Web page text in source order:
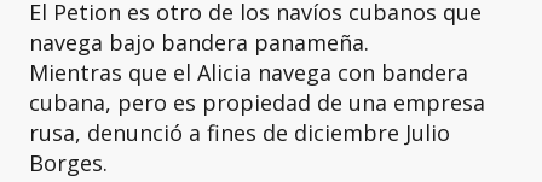
El Petion es otro de los navíos cubanos que
navega bajo bandera panameña.
Mientras que el Alicia navega con bandera
cubana, pero es propiedad de una empresa
rusa, denunció a fines de diciembre Julio
Borges.